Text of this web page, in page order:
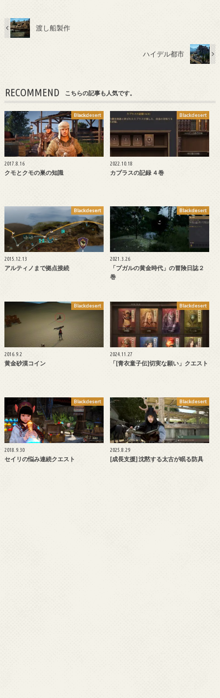
渡し船製作
ハイデル都市
RECOMMEND こちらの記事も人気です。
Blackdesert
2017.8.16
クモとクモの巣の知識
Blackdesert
2022.10.18
カプラスの記録 ４巻
Blackdesert
2015.12.13
アルティノまで拠点接続
Blackdesert
2021.3.26
「プガルの黄金時代」の冒険日誌２
巻
Blackdesert
2016.9.2
黄金砂漠コイン
Blackdesert
2024.11.27
「[青衣童子伝]切実な願い」クエスト
Blackdesert
2018.9.30
セイリの悩み連続クエスト
Blackdesert
2025.8.29
[成長支援] 沈黙する太古が眠る防具